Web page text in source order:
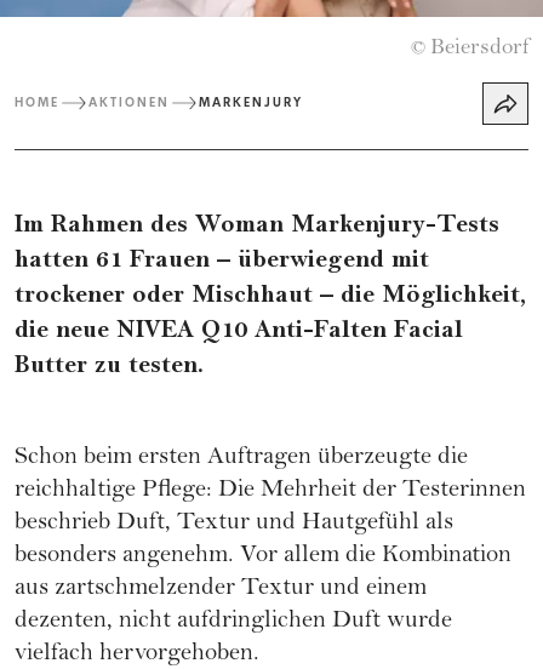
© Beiersdorf
HOME AKTIONEN MARKENJURY
Im Rahmen des Woman Markenjury-Tests
hatten 61 Frauen – überwiegend mit
trockener oder Mischhaut – die Möglichkeit,
die neue NIVEA Q10 Anti-Falten Facial
Butter zu testen.
Schon beim ersten Auftragen überzeugte die
reichhaltige Pflege: Die Mehrheit der Testerinnen
beschrieb Duft, Textur und Hautgefühl als
besonders angenehm. Vor allem die Kombination
aus zartschmelzender Textur und einem
dezenten, nicht aufdringlichen Duft wurde
vielfach hervorgehoben.